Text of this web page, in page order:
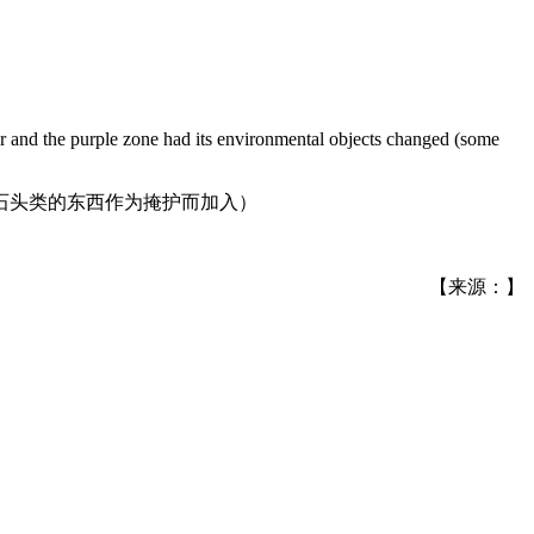
the purple zone had its environmental objects changed (some
类的东西作为掩护而加入）
【来源：】